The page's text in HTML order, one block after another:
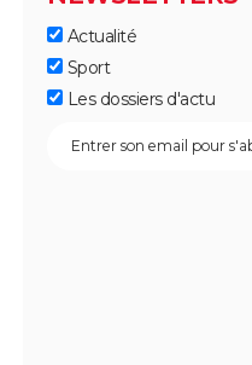
Actualité
Sport
Les dossiers d'actu